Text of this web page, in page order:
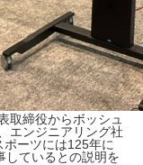
取締役からボッシュ
エンジニアリング社
ーツには125年に
しているとの説明を